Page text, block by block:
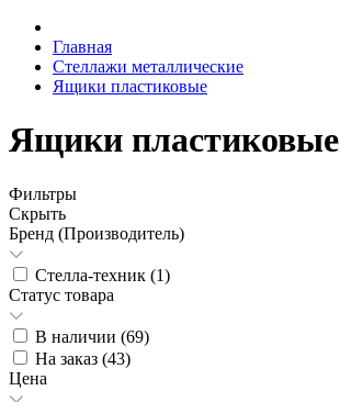
Главная
Стеллажи металлические
Ящики пластиковые
Ящики пластиковые
Фильтры
Скрыть
Бренд (Производитель)
Стелла-техник (1)
Статус товара
В наличии (69)
На заказ (43)
Цена